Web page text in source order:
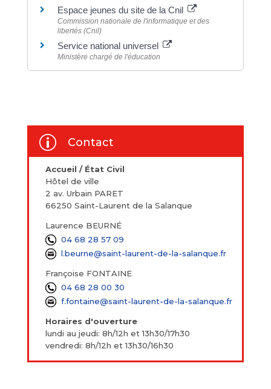
Espace jeunes du site de la Cnil
Commission nationale de l'informatique et des
libertés (Cnil)
Service national universel
Ministère chargé de l'éducation
p Contact
Accueil / État Civil
Hôtel de ville
2 av. Urbain PARET
66250 Saint-Laurent de la Salanque
Laurence BEURNÉ
04 68 28 57 09
l.beurne@saint-laurent-de-la-salanque.fr
Françoise FONTAINE
04 68 28 00 30
f.fontaine@saint-laurent-de-la-salanque.fr
Horaires d'ouverture
lundi au jeudi: 8h/12h et 13h30/17h30
vendredi: 8h/12h et 13h30/16h30